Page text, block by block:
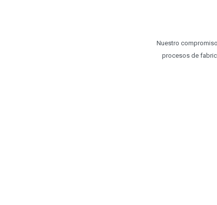
Nuestro
procesos de